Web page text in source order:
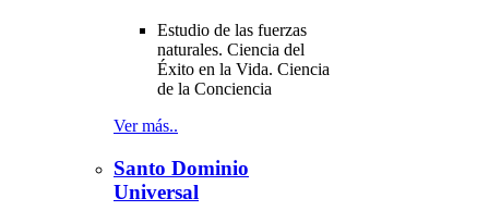
Estudio de las fuerzas
naturales. Ciencia del
Éxito en la Vida. Ciencia
de la Conciencia
Ver más..
Santo Dominio
Universal